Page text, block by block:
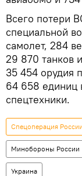
Всего потери
специальной
самолет, 284
29 870 танков
35 454 орудия
64 658 единиц
спецтехники.
Спецоперация
Минобороны России
Украина